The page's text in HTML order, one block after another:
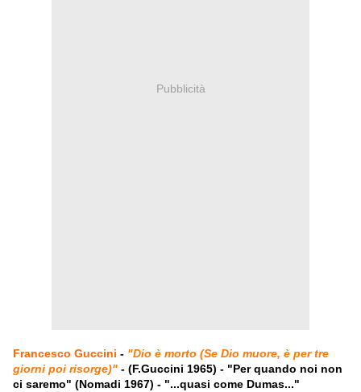
Pubblicità
Francesco Guccini - "Dio è morto (Se Dio muore, è per tre
giorni poi risorge)" - (F.Guccini 1965) - "Per quando noi non
ci saremo" (Nomadi 1967) - "...quasi come Dumas..."